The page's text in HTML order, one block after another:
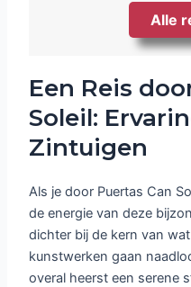
Alle
Een Reis
Soleil:
Zintuigen
Als je door Puertas Can
de energie van deze
dichter bij de kern van
kunstwerken gaan
overal heerst een serene